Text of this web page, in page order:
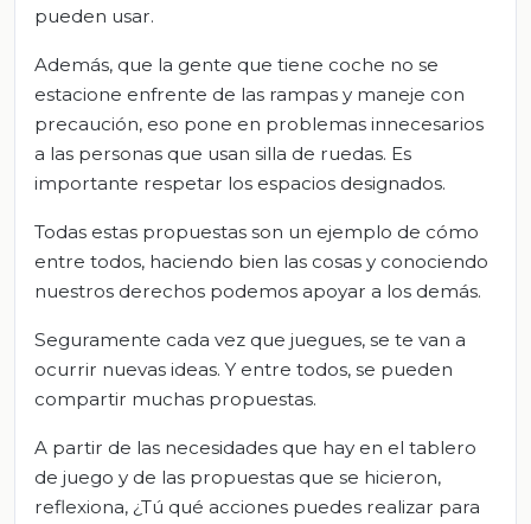
pueden usar.
Además, que la gente que tiene coche no se
estacione enfrente de las rampas y maneje con
precaución, eso pone en problemas innecesarios
a las personas que usan silla de ruedas. Es
importante respetar los espacios designados.
Todas estas propuestas son un ejemplo de cómo
entre todos, haciendo bien las cosas y conociendo
nuestros derechos podemos apoyar a los demás.
Seguramente cada vez que juegues, se te van a
ocurrir nuevas ideas. Y entre todos, se pueden
compartir muchas propuestas.
A partir de las necesidades que hay en el tablero
de juego y de las propuestas que se hicieron,
reflexiona, ¿Tú qué acciones puedes realizar para